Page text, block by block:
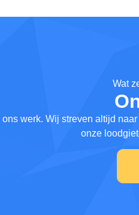
Wat
werk. Wij streven altijd
onze